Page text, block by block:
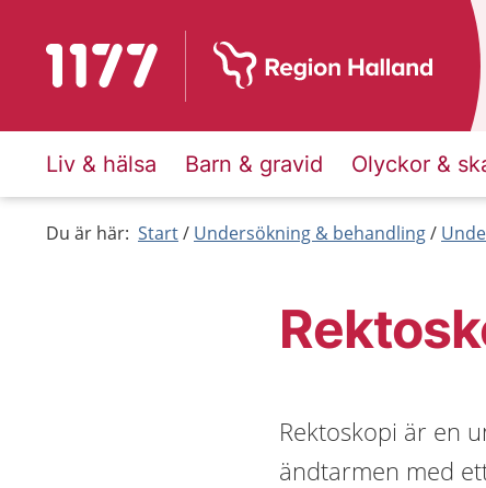
Till startsidan för 1177
Liv & hälsa Barn & gravid Olyckor &
Du är här: Start Undersökning & behandling
Rektoskopi är en
ändtarmen med